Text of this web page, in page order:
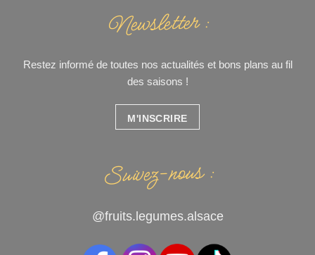
Newsletter :
Restez informé de toutes nos actualités et bons plans au fil
des saisons !
M'INSCRIRE
Suivez-nous :
@fruits.legumes.alsace